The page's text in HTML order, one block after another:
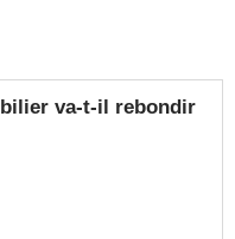
va-t-il rebondir